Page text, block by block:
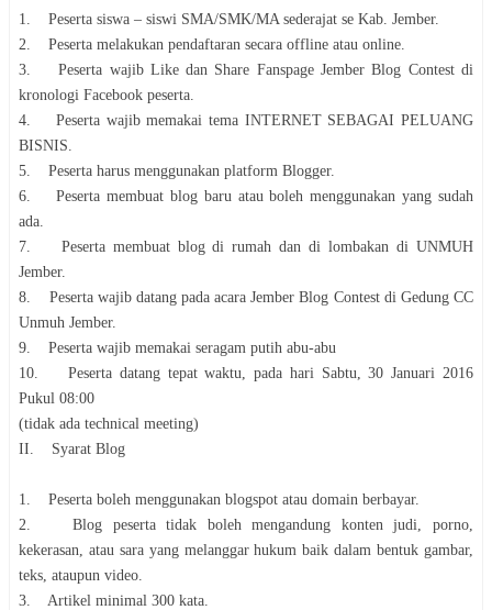
1. Peserta siswa – siswi SMA/SMK/MA sederajat se Kab. Jember.
2. Peserta melakukan pendaftaran secara offline atau online.
3. Peserta wajib Like dan Share Fanspage Jember Blog Contest di
kronologi Facebook peserta.
4. Peserta wajib memakai tema INTERNET SEBAGAI PELUANG
BISNIS.
5. Peserta harus menggunakan platform Blogger.
6. Peserta membuat blog baru atau boleh menggunakan yang sudah
ada.
7. Peserta membuat blog di rumah dan di lombakan di UNMUH
Jember.
8. Peserta wajib datang pada acara Jember Blog Contest di Gedung CC
Unmuh Jember.
9. Peserta wajib memakai seragam putih abu-abu
10. Peserta datang tepat waktu, pada hari Sabtu, 30 Januari 2016
Pukul 08:00
(tidak ada technical meeting)
II. Syarat Blog
1. Peserta boleh menggunakan blogspot atau domain berbayar.
2. Blog peserta tidak boleh mengandung konten judi, porno,
kekerasan, atau sara yang melanggar hukum baik dalam bentuk gambar,
teks, ataupun video.
3. Artikel minimal 300 kata.